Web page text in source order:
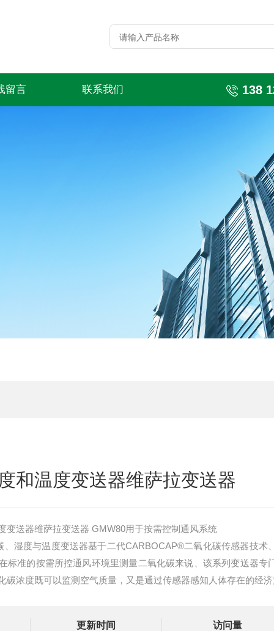
留言 联系我们 138
和温度变送器维萨拉变送器
变送器维萨拉变送器 GMW80用于按需控制通风系统
、湿度与温度变送器基于二代CARBOCAP®二氧化碳传感器技术
标准的按需所控通风环境里测量二氧化碳来说、该系列变送器专
碳浓度既可以监测空气质量，又是通过传感器感知人体存在的经
更新时间 访问量